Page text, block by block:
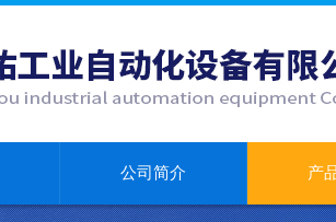
公司简介 产